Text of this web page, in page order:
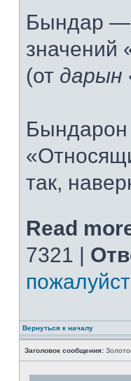
Бындар —
значений
(от дарын
Бындарон
так,
Read
7321 |
Вернуться к началу
Заголовок сообщения: